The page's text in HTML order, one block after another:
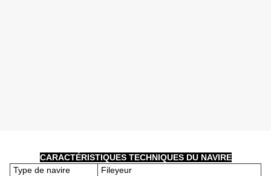
CARACTÉRISTIQUES TECHNIQUES DU NAVIRE
Type de navire
Fileyeur